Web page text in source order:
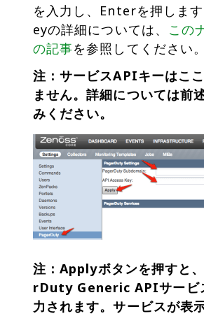
を入力し、Enterを押しま
eyの詳細については、 この
の記事を参照してください。
注：サービスAPIキーはこ
ません。詳細については前
みください。
注：Applyボタンを押すと
rDuty Generic APIサービ
力されます。サービスが表